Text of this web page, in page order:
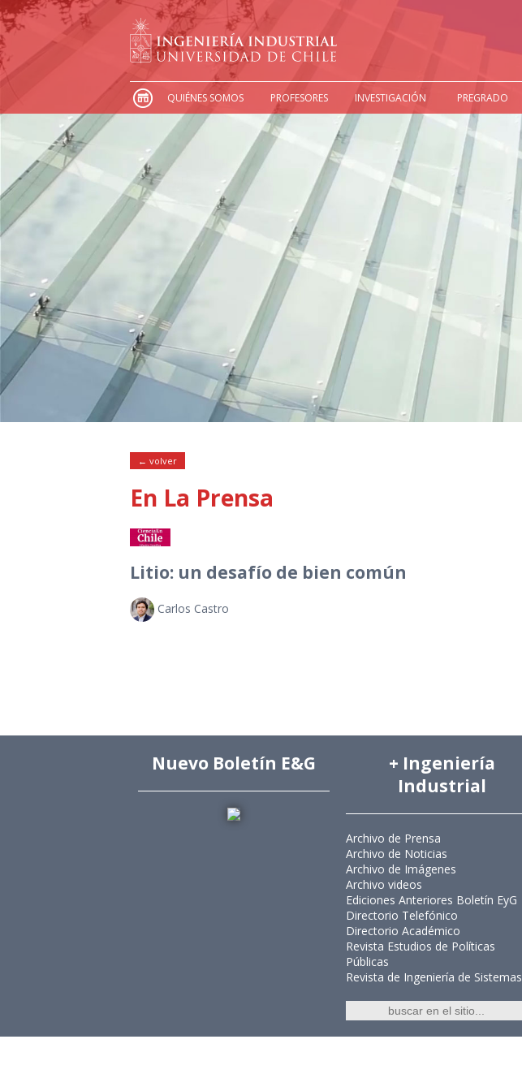
QUIÉNES SOMOS PROFESORES INVESTIGACIÓN PREGRADO
← volver
En La Prensa
Litio: un desafío de bien común
Carlos Castro
Nuevo Boletín E&G
+ Ingeniería
Industrial
Archivo de Prensa
Archivo de Noticias
Archivo de Imágenes
Archivo videos
Ediciones Anteriores Boletín EyG
Directorio Telefónico
Directorio Académico
Revista Estudios de Políticas
Públicas
Revista de Ingeniería de Sistemas